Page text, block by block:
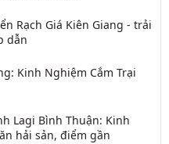
Rạch Giá Kiên Giang - trải
dẫn
Kinh Nghiệm Cắm Trại
Lagi Bình Thuận: Kinh
hải sản, điểm gần